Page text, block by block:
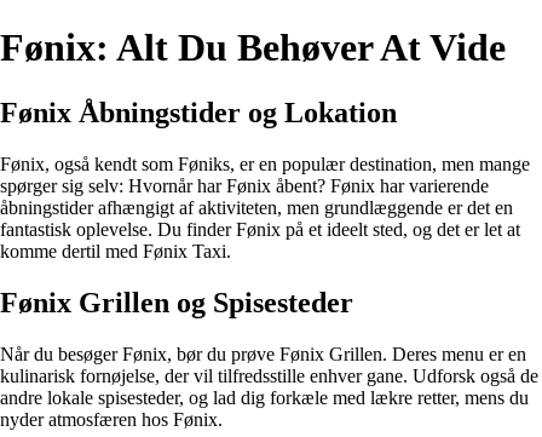
Fønix: Alt Du Behøver At Vide
Fønix Åbningstider og Lokation
Fønix, også kendt som Føniks, er en populær destination, men mange
spørger sig selv: Hvornår har Fønix åbent? Fønix har varierende
åbningstider afhængigt af aktiviteten, men grundlæggende er det en
fantastisk oplevelse. Du finder Fønix på et ideelt sted, og det er let at
komme dertil med Fønix Taxi.
Fønix Grillen og Spisesteder
Når du besøger Fønix, bør du prøve Fønix Grillen. Deres menu er en
kulinarisk fornøjelse, der vil tilfredsstille enhver gane. Udforsk også de
andre lokale spisesteder, og lad dig forkæle med lækre retter, mens du
nyder atmosfæren hos Fønix.